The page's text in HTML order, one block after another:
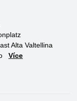
Alta Valtellina
Více